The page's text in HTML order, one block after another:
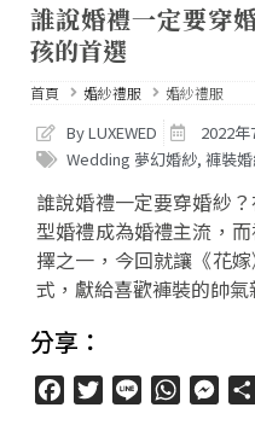
誰說婚禮一定要穿
孩的首選
首頁 婚紗禮服 婚紗禮服
By LUXEWED
2022年
Wedding 夢幻婚紗, 褲裝
誰說婚禮一定要穿婚紗
型婚禮成為婚禮主流，
擇之一，今回就讓《花
式，獻給喜歡褲裝的帥氣
分享：
FacebookTwitter
Line WhatsApp